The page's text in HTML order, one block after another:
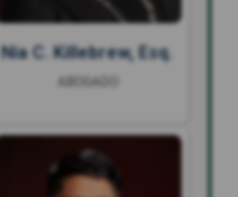
Nia C. Killebrew, Esq.
ABOGADO